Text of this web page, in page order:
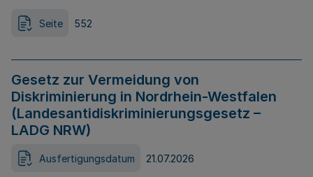
Seite 552
Gesetz zur Vermeidung von
Diskriminierung in Nordrhein-Westfalen
(Landesantidiskriminierungsgesetz –
LADG NRW)
Ausfertigungsdatum 21.07.2026